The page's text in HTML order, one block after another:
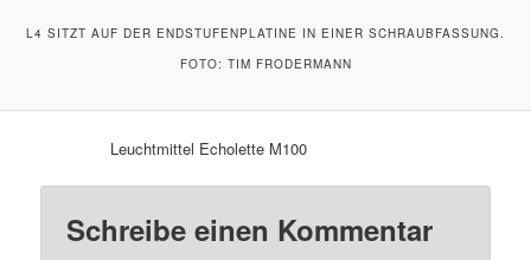
L4 SITZT AUF DER ENDSTUFENPLATINE IN EINER SCHRAUBFASSUNG.
FOTO: TIM FRODERMANN
Leuchtmittel Echolette M100
Schreibe einen Kommentar